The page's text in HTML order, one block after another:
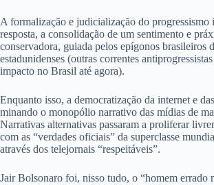
A formalização e judicialização do progressismo
resposta, a consolidação de um sentimento e
conservadora, guiada pelos epígonos brasileiros
estadunidenses (outras correntes
impacto no Brasil até agora).
Enquanto isso, a democratização da internet e
minando o monopólio narrativo das mídias de
Narrativas alternativas passaram a proliferar
com as “verdades oficiais” da superclasse
através dos telejornais “respeitáveis”.
Jair Bolsonaro foi, nisso tudo, o “homem errado